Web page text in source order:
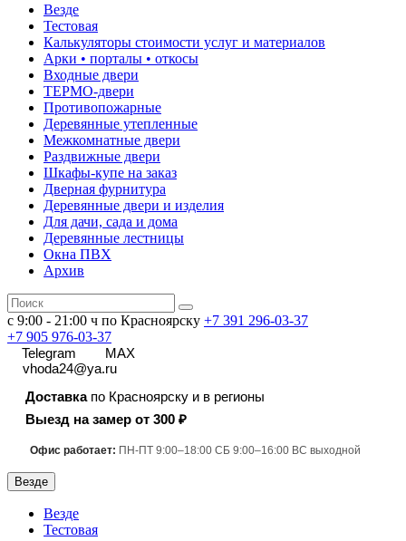
Везде
Тестовая
Калькуляторы стоимости услуг и материалов
Арки • порталы • откосы
Входные двери
ТЕРМО-двери
Противопожарные
Деревянные утепленные
Межкомнатные двери
Раздвижные двери
Шкафы-купе на заказ
Дверная фурнитура
Деревянные двери и изделия
Для дачи, сада и дома
Деревянные лестницы
Окна ПВХ
Архив
с 9:00 - 21:00 ч по Красноярску +7 391 296-03-37
+7 905 976-03-37
Telegram
MAX
vhoda24@ya.ru
Доставкапо Красноярску и в регионы
Выезд на замер от 300 ₽
Офис работает: ПН-ПТ 9:00–18:00 СБ 9:00–16:00 ВС выходной
Везде
Везде
Тестовая